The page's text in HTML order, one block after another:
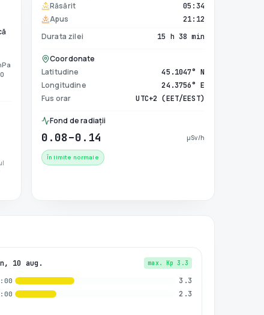
Răsărit
05:34
Apus 21:12
Durata zilei 15 h 38 min
Coordonate
Latitudine
45.1047° N
Longitudine 24.3756° E
Fus orar UTC+2 (EET/EEST)
Fond de radiații
0.08–0.14 µSv/h
În limite normale
10 aug. max. Kp 3.3
3.3
2.3